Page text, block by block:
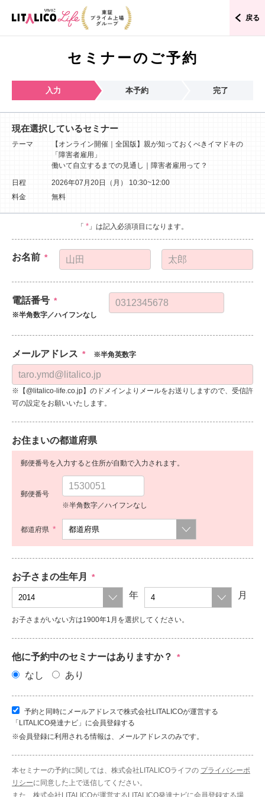
戻る
セミナーのご予約
入力 本予約 完了
現在選択しているセミナー
テーマ
【オンライン開催｜全国版】親が知っておくべきイマドキの
「障害者雇用」
働いて自立するまでの見通し｜障害者雇用って？
日程 2026年07月20日（月） 10:30~12:00
料金
無料
「 * 」は記入必須項目になります。
お名前 *
電話番号 *
※半角数字／ハイフンなし
メールアドレス * ※半角英数字
※【@litalico-life.co.jp】のドメインよりメールをお送りしますので、受信許
可の設定をお願いいたします。
お住まいの都道府県
郵便番号を入力すると住所が自動で入力されます。
郵便番号
※半角数字／ハイフンなし
都道府県 *
お子さまの生年月 *
年 月
お子さまがいない方は1900年1月を選択してください。
他に予約中のセミナーはありますか？ *
なし あり
予約と同時にメールアドレスで株式会社LITALICOが運営する
「LITALICO発達ナビ」に会員登録する
※会員登録に利用される情報は、メールアドレスのみです。
本セミナーの予約に関しては、株式会社LITALICOライフの プライバシーポ
リシーに同意した上で送信してください。
また、株式会社LITALICOが運営するLITALICO発達ナビに会員登録する場